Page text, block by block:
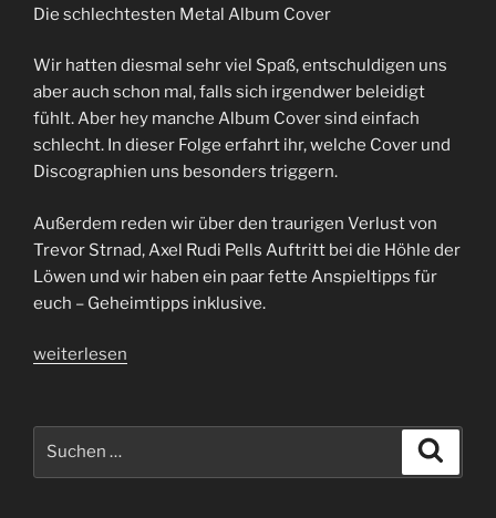
Die schlechtesten Metal Album Cover
Wir hatten diesmal sehr viel Spaß, entschuldigen uns
aber auch schon mal, falls sich irgendwer beleidigt
fühlt. Aber hey manche Album Cover sind einfach
schlecht. In dieser Folge erfahrt ihr, welche Cover und
Discographien uns besonders triggern.
Außerdem reden wir über den traurigen Verlust von
Trevor Strnad, Axel Rudi Pells Auftritt bei die Höhle der
Löwen und wir haben ein paar fette Anspieltipps für
euch – Geheimtipps inklusive.
„Folge
Von
Dinos
weiterlesen